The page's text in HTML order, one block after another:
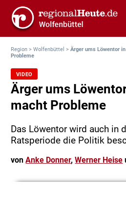
Region >Wolfenbüttel >Ärger ums Löwentor
Probleme
VIDEO
Ärger ums
macht Probleme
Das Löwentor wird auch in
Ratsperiode die Politik
vonAnke Donner,Werner Heise